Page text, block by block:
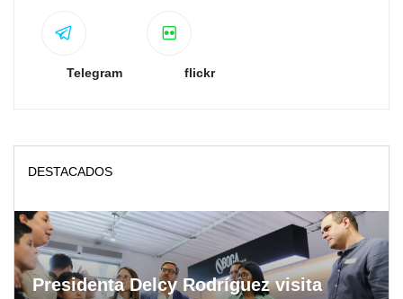
Telegram flickr
DESTACADOS
Presidenta Delcy Rodríguez visita